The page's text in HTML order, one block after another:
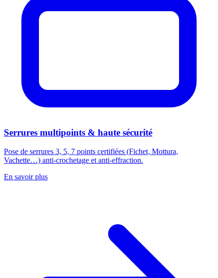
Serrures multipoints & haute sécurité
Pose de serrures 3, 5, 7 points certifiées (Fichet, Mottura,
Vachette…) anti-crochetage et anti-effraction.
En savoir plus